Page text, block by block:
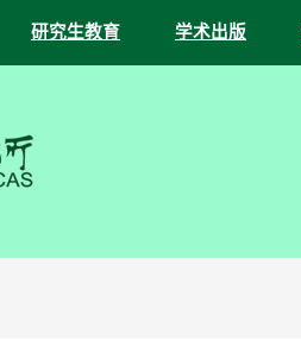
研究生教育 学术出版